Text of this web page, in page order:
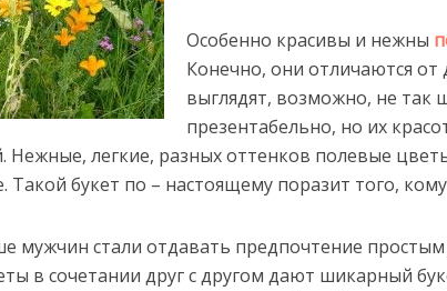
Особенно красивы и нежны
Конечно, они отличаются от
выглядят, возможно, не так
презентабельно, но их
Нежные, легкие, разных оттенков полевые
Такой букет по – настоящему поразит того,
мужчин стали отдавать предпочтение
в сочетании друг с другом дают шикарный